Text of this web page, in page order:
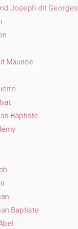
Joseph dit Georges
Maurice
Baptiste
Baptiste